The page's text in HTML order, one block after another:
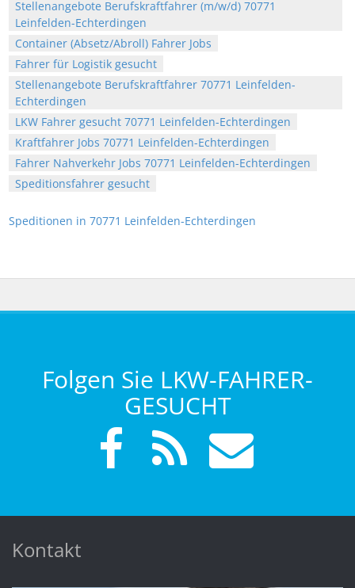
Stellenangebote Berufskraftfahrer (m/w/d) 70771
Leinfelden-Echterdingen
Container (Absetz/Abroll) Fahrer Jobs
Fahrer für Logistik gesucht
Stellenangebote Berufskraftfahrer 70771 Leinfelden-
Echterdingen
LKW Fahrer gesucht 70771 Leinfelden-Echterdingen
Kraftfahrer Jobs 70771 Leinfelden-Echterdingen
Fahrer Nahverkehr Jobs 70771 Leinfelden-Echterdingen
Speditionsfahrer gesucht
Speditionen in 70771 Leinfelden-Echterdingen
Folgen Sie LKW-FAHRER-
GESUCHT
Kontakt